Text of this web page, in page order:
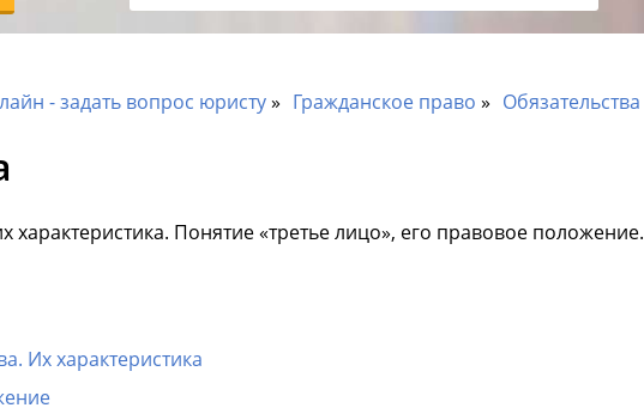
- задать вопрос юристу Гражданское право Обязательства
характеристика. Понятие «третье лицо», его правовое положение.
Их характеристика